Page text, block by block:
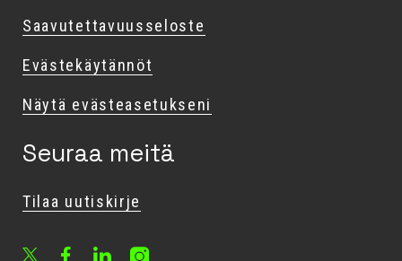
Saavutettavuusseloste
Evästekäytännöt
Näytä evästeasetukseni
Seuraa meitä
Tilaa uutiskirje
FacebookLinkedInInstagram